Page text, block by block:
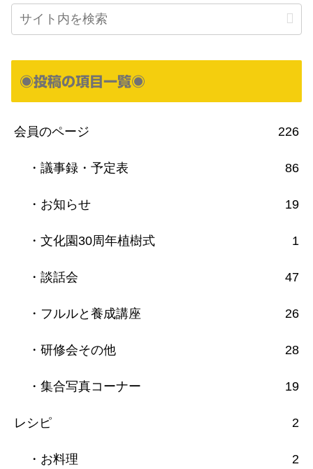
◉投稿の項目一覧◉
会員のページ 226
・議事録・予定表 86
・お知らせ 19
・文化園30周年植樹式 1
・談話会 47
・フルルと養成講座 26
・研修会その他 28
・集合写真コーナー 19
レシピ 2
・お料理 2